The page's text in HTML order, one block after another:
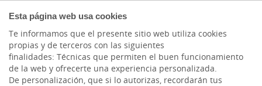
Esta página web usa cookies
Te informamos que el presente sitio web utiliza cookies
propias y de terceros con las siguientes
finalidades: Técnicas que permiten el buen funcionamiento
de la web y ofrecerte una experiencia personalizada.
De personalización, que si lo autorizas, recordarán tus
Actualidad